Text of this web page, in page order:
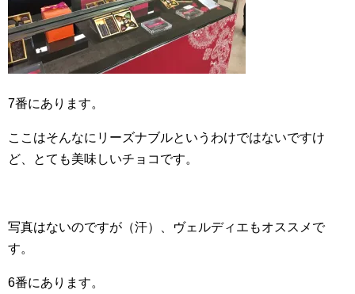
7番にあります。
ここはそんなにリーズナブルというわけではないですけ
ど、とても美味しいチョコです。
写真はないのですが（汗）、ヴェルディエもオススメで
す。
6番にあります。